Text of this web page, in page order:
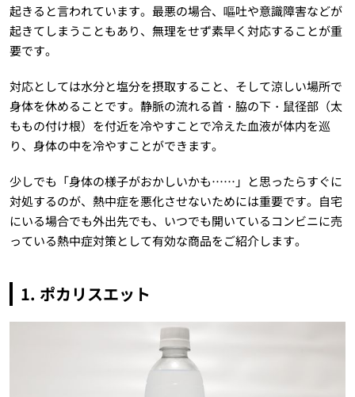
起きると言われています。最悪の場合、嘔吐や意識障害などが
起きてしまうこともあり、無理をせず素早く対応することが重
要です。
対応としては水分と塩分を摂取すること、そして涼しい場所で
身体を休めることです。静脈の流れる首・脇の下・鼠径部（太
ももの付け根）を付近を冷やすことで冷えた血液が体内を巡
り、身体の中を冷やすことができます。
少しでも「身体の様子がおかしいかも……」と思ったらすぐに
対処するのが、熱中症を悪化させないためには重要です。自宅
にいる場合でも外出先でも、いつでも開いているコンビニに売
っている熱中症対策として有効な商品をご紹介します。
1. ポカリスエット